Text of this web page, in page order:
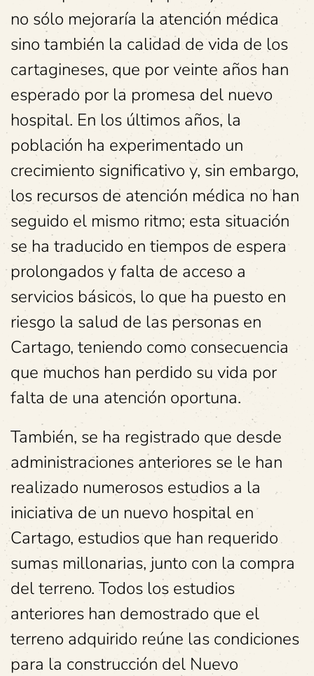
no sólo mejoraría la atención médica
sino también la calidad de vida de los
cartagineses, que por veinte años han
esperado por la promesa del nuevo
hospital. En los últimos años, la
población ha experimentado un
crecimiento significativo y, sin embargo,
los recursos de atención médica no han
seguido el mismo ritmo; esta situación
se ha traducido en tiempos de espera
prolongados y falta de acceso a
servicios básicos, lo que ha puesto en
riesgo la salud de las personas en
Cartago, teniendo como consecuencia
que muchos han perdido su vida por
falta de una atención oportuna.
También, se ha registrado que desde
administraciones anteriores se le han
realizado numerosos estudios a la
iniciativa de un nuevo hospital en
Cartago, estudios que han requerido
sumas millonarias, junto con la compra
del terreno. Todos los estudios
anteriores han demostrado que el
terreno adquirido reúne las condiciones
para la construcción del Nuevo